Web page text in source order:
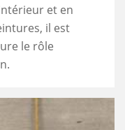
et en
il est
le rôle